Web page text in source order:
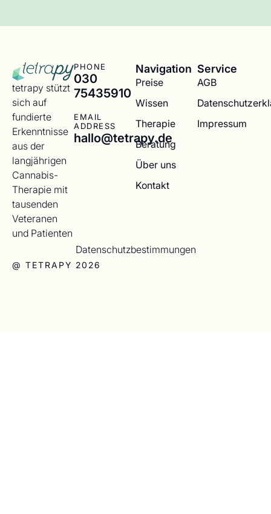
tetrapy stützt
sich auf
fundierte
Erkenntnisse
aus der
langjährigen
Cannabis-
Therapie mit
tausenden
Veteranen
und Patienten
PHONE
030
75435910
EMAIL
ADDRESS
hallo@tetrapy.de
Navigation
Preise
Wissen
Therapie
Beratung
Über uns
Kontakt
Service
AGB
Impressum
@ TETRAPY 2026
Datenschutzbestimmungen